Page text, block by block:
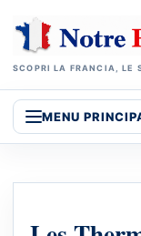
SCOPRI LA FRANCIA, LE
MENU